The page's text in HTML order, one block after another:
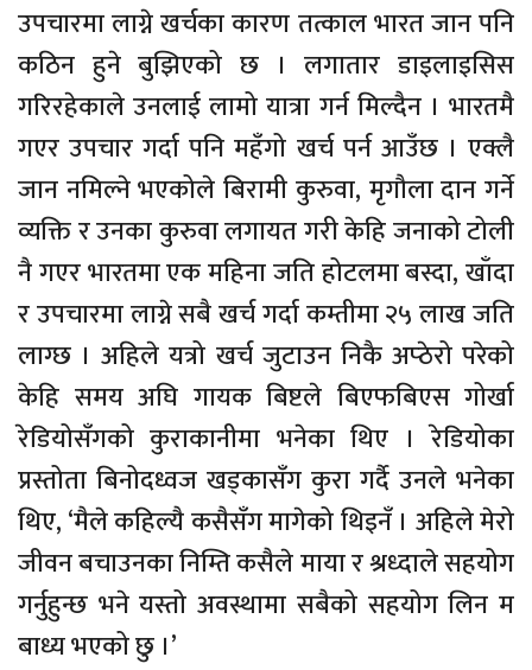
उपचारमा लाग्ने खर्चका कारण तत्काल भारत जान पनि
कठिन हुने बुझिएको छ । लगातार डाइलाइसिस
गरिरहेकाले उनलाई लामो यात्रा गर्न मिल्दैन । भारतमै
गएर उपचार गर्दा पनि महँगो खर्च पर्न आउँछ । एक्लै
जान नमिल्ने भएकोले बिरामी कुरुवा, मृगौला दान गर्ने
व्यक्ति र उनका कुरुवा लगायत गरी केहि जनाको टोली
नै गएर भारतमा एक महिना जति होटलमा बस्दा, खाँदा
र उपचारमा लाग्ने सबै खर्च गर्दा कम्तीमा २५ लाख जति
लाग्छ । अहिले यत्रो खर्च जुटाउन निकै अप्ठेरो परेको
केहि समय अघि गायक बिष्टले बिएफबिएस गोर्खा
रेडियोसँगको कुराकानीमा भनेका थिए । रेडियोका
प्रस्तोता बिनोदध्वज खड्कासँग कुरा गर्दै उनले भनेका
थिए, ‘मैले कहिल्यै कसैसँग मागेको थिइनँ । अहिले मेरो
जीवन बचाउनका निम्ति कसैले माया र श्रध्दाले सहयोग
गर्नुहुन्छ भने यस्तो अवस्थामा सबैको सहयोग लिन म
बाध्य भएको छु ।’